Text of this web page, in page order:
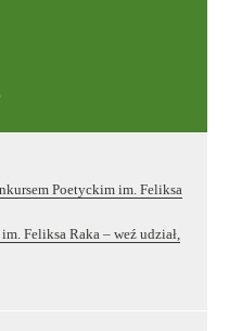
Poetyckim im. Feliksa
Feliksa Raka – weź udział,